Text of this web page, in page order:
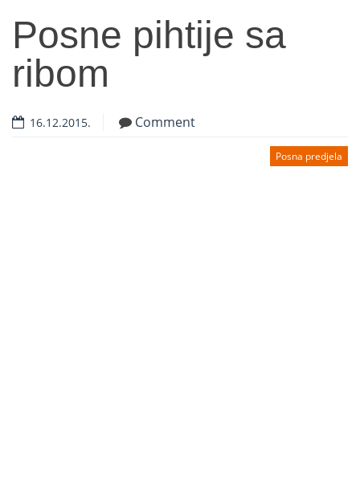
Posne pihtije sa
ribom
16.12.2015. Comment
Posna predjela